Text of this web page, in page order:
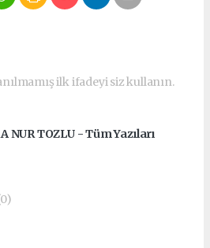
ilk ifadeyi siz kullanın.
NUR TOZLU - Tüm Yazıları